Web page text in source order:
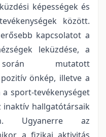
képességek és
között.
kapcsolatot a
leküzdése, a
során mutatott
önkép, illetve a
sport-tevékenységet
inaktív hallgatótársaik
Ugyanerre az